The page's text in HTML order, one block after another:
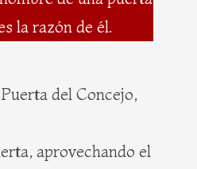
la razón de él.
del Concejo,
aprovechando el